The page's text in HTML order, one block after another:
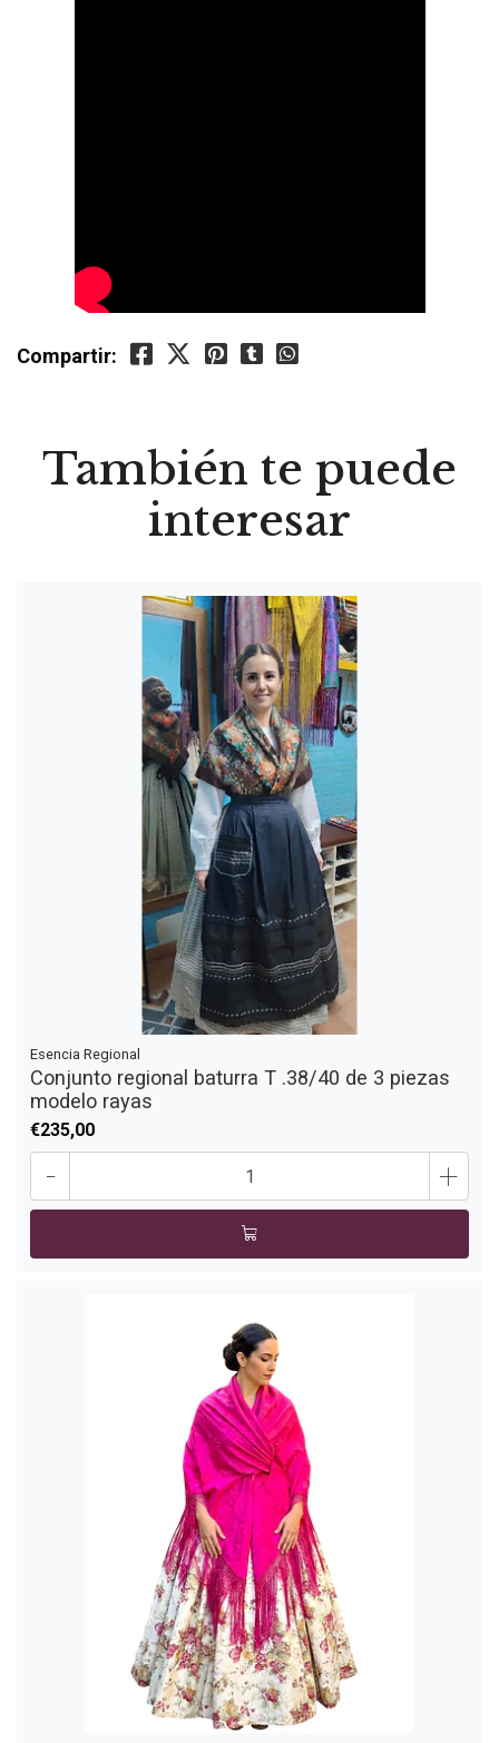
Compartir:
También te puede
interesar
Esencia Regional
Conjunto regional baturra T .38/40 de 3 piezas
modelo rayas
€235,00
- +